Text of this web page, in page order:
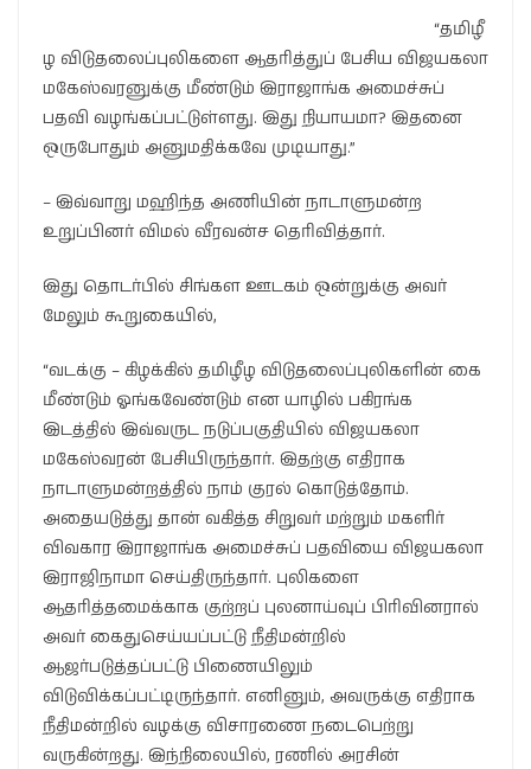
“தமிழீ
ழ விடுதலைப்புலிகளை ஆதரித்துப் பேசிய விஜயகலா
மகேஸ்வரனுக்கு மீண்டும் இராஜாங்க அமைச்சுப்
பதவி வழங்கப்பட்டுள்ளது. இது நியாயமா? இதனை
ஒருபோதும் அனுமதிக்கவே முடியாது.”
– இவ்வாறு மஹிந்த அணியின் நாடாளுமன்ற
உறுப்பினர் விமல் வீரவன்ச தெரிவித்தார்.
இது தொடர்பில் சிங்கள ஊடகம் ஒன்றுக்கு அவர்
மேலும் கூறுகையில்,
“வடக்கு – கிழக்கில் தமிழீழ விடுதலைப்புலிகளின் கை
மீண்டும் ஓங்கவேண்டும் என யாழில் பகிரங்க
இடத்தில் இவ்வருட நடுப்பகுதியில் விஜயகலா
மகேஸ்வரன் பேசியிருந்தார். இதற்கு எதிராக
நாடாளுமன்றத்தில் நாம் குரல் கொடுத்தோம்.
அதையடுத்து தான் வகித்த சிறுவர் மற்றும் மகளிர்
விவகார இராஜாங்க அமைச்சுப் பதவியை விஜயகலா
இராஜிநாமா செய்திருந்தார். புலிகளை
ஆதரித்தமைக்காக குற்றப் புலனாய்வுப் பிரிவினரால்
அவர் கைதுசெய்யப்பட்டு நீதிமன்றில்
ஆஜர்படுத்தப்பட்டு பிணையிலும்
விடுவிக்கப்பட்டிருந்தார். எனினும், அவருக்கு எதிராக
நீதிமன்றில் வழக்கு விசாரணை நடைபெற்று
வருகின்றது. இந்நிலையில், ரணில் அரசின்